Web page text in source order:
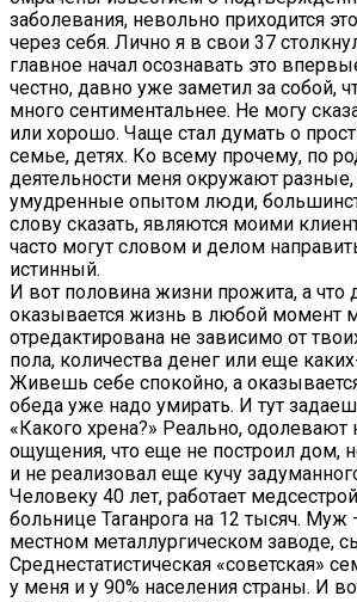
заболевания, невольно приходится
через себя. Лично я в свои 37
главное начал осознавать это
честно, давно уже заметил за собой,
много сентиментальнее. Не могу
или хорошо. Чаще стал думать о
семье, детях. Ко всему прочему, по
деятельности меня окружают
умудренные опытом люди,
слову сказать, являются моими
часто могут словом и делом
истинный.
И вот половина жизни прожита, а что
оказывается жизнь в любой момент
отредактирована не зависимо от
пола, количества денег или еще
Живешь себе спокойно, а
обеда уже надо умирать. И тут
«Какого хрена?» Реально, одолевают
ощущения, что еще не построил дом,
и не реализовал еще кучу
Человеку 40 лет, работает
больнице Таганрога на 12 тысяч.
местном металлургическом заводе,
Среднестатистическая «советская»
у меня и у 90% населения страны. И